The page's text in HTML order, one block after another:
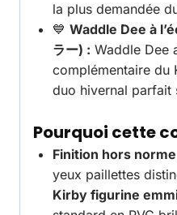
la plus demandée
💙 Waddle Dee à
ラー) : Waddle Dee
complémentaire du
duo hivernal parfait
Pourquoi cette
Finition hors
yeux paillettes
Kirby figurine